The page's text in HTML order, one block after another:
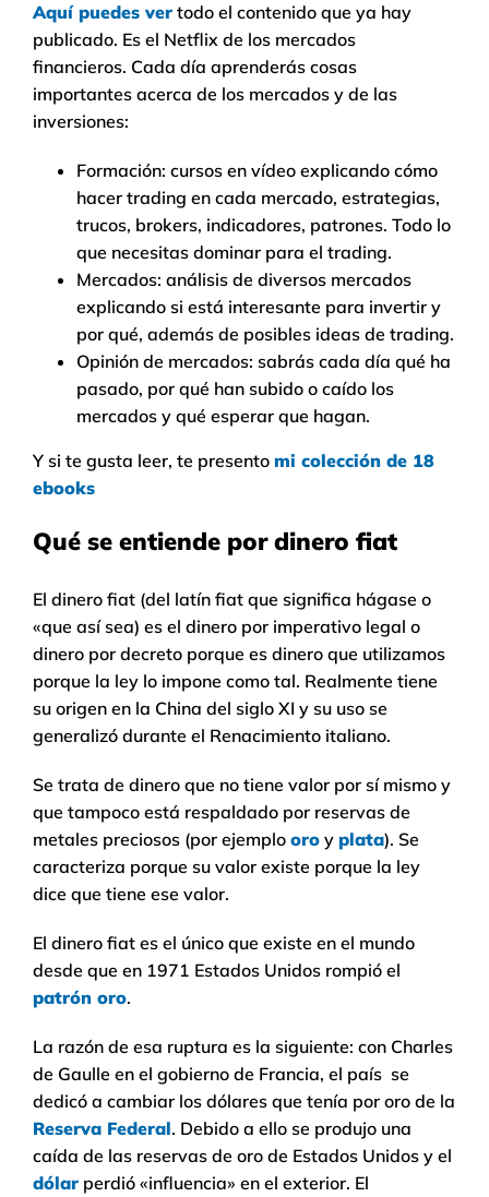
Aquí puedes ver todo el contenido que ya hay
publicado. Es el Netflix de los mercados
financieros. Cada día aprenderás cosas
importantes acerca de los mercados y de las
inversiones:
Formación: cursos en vídeo explicando cómo
hacer trading en cada mercado, estrategias,
trucos, brokers, indicadores, patrones. Todo lo
que necesitas dominar para el trading.
Mercados: análisis de diversos mercados
explicando si está interesante para invertir y
por qué, además de posibles ideas de trading.
Opinión de mercados: sabrás cada día qué ha
pasado, por qué han subido o caído los
mercados y qué esperar que hagan.
Y si te gusta leer, te presento mi colección de 18
ebooks
Qué se entiende por dinero fiat
El dinero fiat (del latín fiat que significa hágase o
«que así sea) es el dinero por imperativo legal o
dinero por decreto porque es dinero que utilizamos
porque la ley lo impone como tal. Realmente tiene
su origen en la China del siglo XI y su uso se
generalizó durante el Renacimiento italiano.
Se trata de dinero que no tiene valor por sí mismo y
que tampoco está respaldado por reservas de
metales preciosos (por ejemplo oro y plata). Se
caracteriza porque su valor existe porque la ley
dice que tiene ese valor.
El dinero fiat es el único que existe en el mundo
desde que en 1971 Estados Unidos rompió el
patrón oro.
La razón de esa ruptura es la siguiente: con Charles
de Gaulle en el gobierno de Francia, el país se
dedicó a cambiar los dólares que tenía por oro de la
Reserva Federal. Debido a ello se produjo una
caída de las reservas de oro de Estados Unidos y el
dólar perdió «influencia» en el exterior. El